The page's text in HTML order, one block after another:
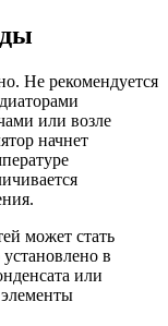
Не рекомендуется
или возле
начнет
может стать
в
или